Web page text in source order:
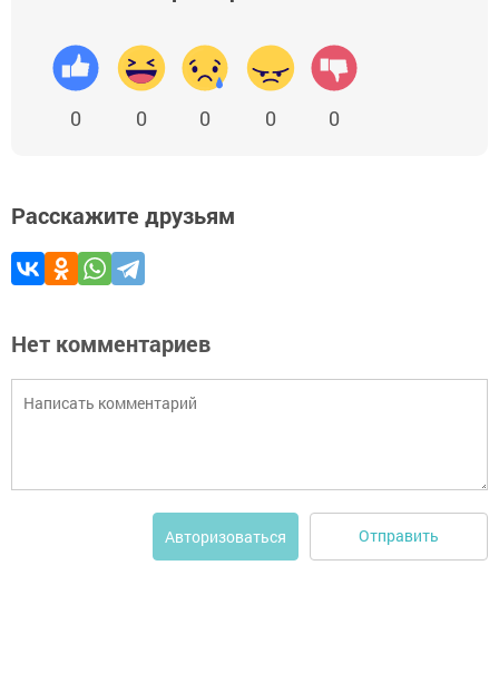
0 0 0 0 0
Расскажите друзьям
Нет комментариев
Авторизоваться Отправить